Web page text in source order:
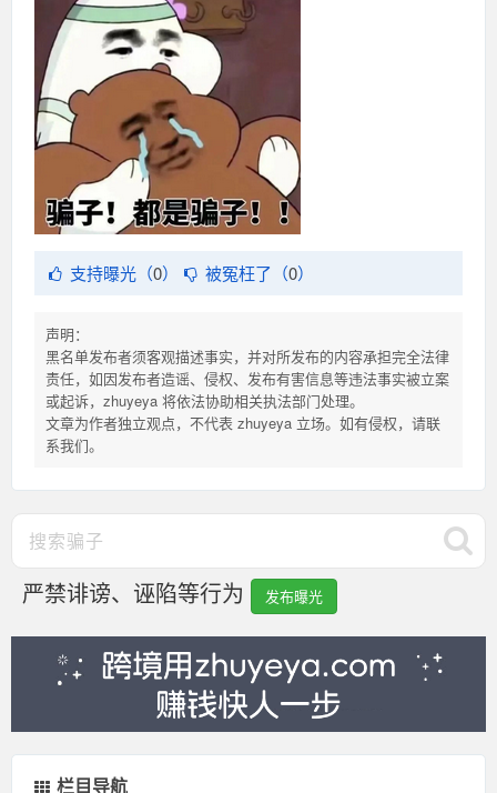
支持曝光（0） 被冤枉了（0）
声明：
黑名单发布者须客观描述事实，并对所发布的内容承担完全法律
责任，如因发布者造谣、侵权、发布有害信息等违法事实被立案
或起诉，zhuyeya 将依法协助相关执法部门处理。
文章为作者独立观点，不代表 zhuyeya 立场。如有侵权，请联
系我们。
严禁诽谤、诬陷等行为 发布曝光
栏目导航